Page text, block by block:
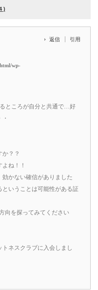
)
wp-
返信 引用
ところが自分と共通で…好
？？
ね！！
かない確信がありました
いうことは可能性がある証
向を探ってみてください
ネスクラブに入会しまし